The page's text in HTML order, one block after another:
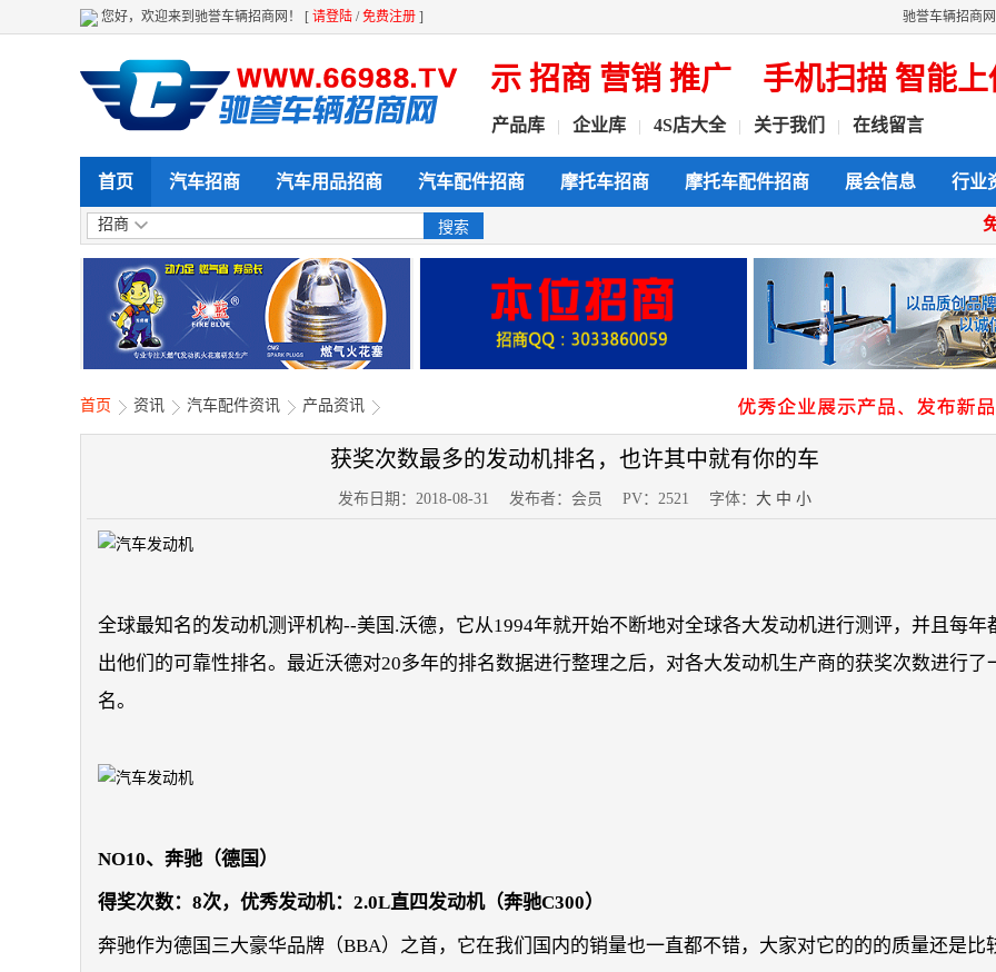
您好，欢迎来到驰誉车辆招商网！ [ 请登陆 /免费注册 ] 驰誉车辆招商网
天候 全方位给力企业产品展示 招商 营销 推广 手机扫描 智能上传
产品库 企业库 4S店大全 关于我们 在线留言
首页 汽车招商 汽车用品招商 汽车配件招商 摩托车招商 摩托车配件招商 展会信息 行业
招商
首页 资讯 汽车配件资讯 产品资讯
获奖次数最多的发动机排名，也许其中就有你的车
发布日期：2018-08-31 发布者：会员 PV：2521 字体： 大 中 小
全球最知名的发动机测评机构--美国.沃德，它从1994年就开始不断地对全球各大发动机进行测评，并且每年
出他们的可靠性排名。最近沃德对20多年的排名数据进行整理之后，对各大发动机生产商的获奖次数进行了
名。
NO10、奔驰（德国）
得奖次数：8次，优秀发动机：2.0L直四发动机（奔驰C300）
奔驰作为德国三大豪华品牌（BBA）之首，它在我们国内的销量也一直都不错，大家对它的的的质量还是比